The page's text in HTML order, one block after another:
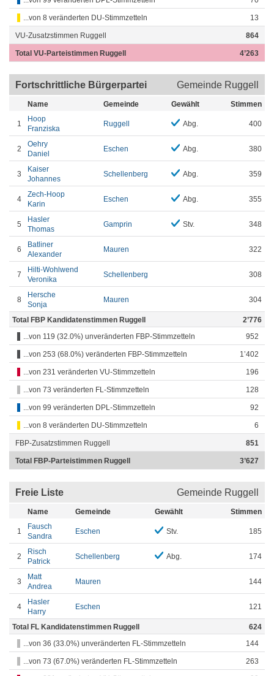
...von 8 veränderten DU-Stimmzetteln 13
VU-Zusatzstimmen Ruggell 864
Total VU-Parteistimmen Ruggell 4’263
Fortschrittliche Bürgerpartei Gemeinde Ruggell
Name Gemeinde Gewählt Stimmen
1
Hoop
Franziska
Ruggell Abg. 400
2
Oehry
Daniel
Eschen Abg. 380
3
Kaiser
Johannes
Schellenberg Abg. 359
4
Zech-Hoop
Karin
Eschen Abg. 355
5
Hasler
Thomas
Gamprin Stv. 348
6
Batliner
Alexander
Mauren 322
7
Hilti-Wohlwend
Veronika
Schellenberg 308
8
Hersche
Sonja
Mauren 304
Total FBP Kandidatenstimmen Ruggell
2’776
...von 119 (32.0%) unveränderten FBP-Stimmzetteln
952
...von 253 (68.0%) veränderten FBP-Stimmzetteln 1’402
...von 231 veränderten VU-Stimmzetteln 196
...von 73 veränderten FL-Stimmzetteln 128
...von 99 veränderten DPL-Stimmzetteln 92
...von 8 veränderten DU-Stimmzetteln 6
FBP-Zusatzstimmen Ruggell 851
Total FBP-Parteistimmen Ruggell 3’627
Freie Liste Gemeinde Ruggell
Name Gemeinde Gewählt Stimmen
1
Fausch
Sandra
Eschen Stv. 185
2
Risch
Patrick
Schellenberg Abg. 174
3
Matt
Andrea
Mauren 144
4
Hasler
Harry
Eschen 121
Total FL Kandidatenstimmen Ruggell
624
...von 36 (33.0%) unveränderten FL-Stimmzetteln
144
...von 73 (67.0%) veränderten FL-Stimmzetteln 263